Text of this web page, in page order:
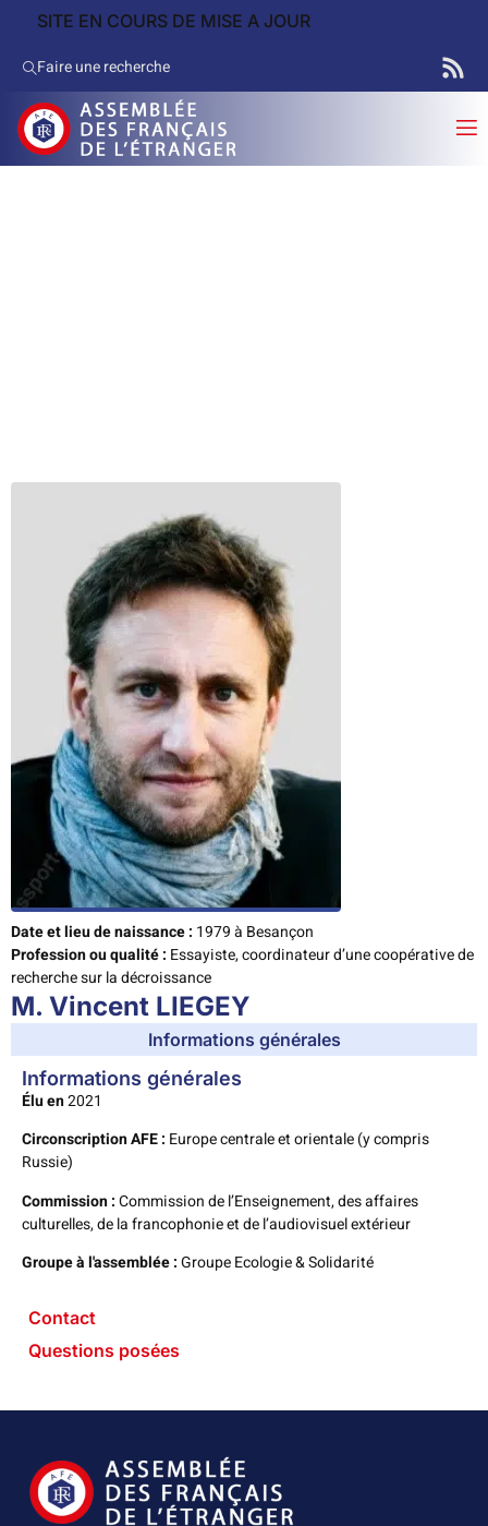
SITE EN COURS DE MISE A JOUR
Faire une recherche
Date et lieu de naissance : 1979 à Besançon
Profession ou qualité : Essayiste, coordinateur d’une coopérative de
recherche sur la décroissance
M. Vincent LIEGEY
Informations générales
Contact
Questions posées
Informations générales
Élu en2021
Circonscription AFE : Europe centrale et orientale (y compris
Russie)
Commission :Commission de l’Enseignement, des affaires
culturelles, de la francophonie et de l’audiovisuel extérieur
Groupe à l'assemblée :Groupe Ecologie & Solidarité